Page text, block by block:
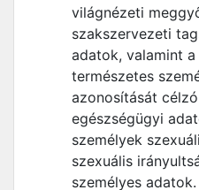
világnézeti
szakszervezeti
adatok, valamint
természetes
azonosítását
egészségügyi
személyek
szexuális
személyes adatok.